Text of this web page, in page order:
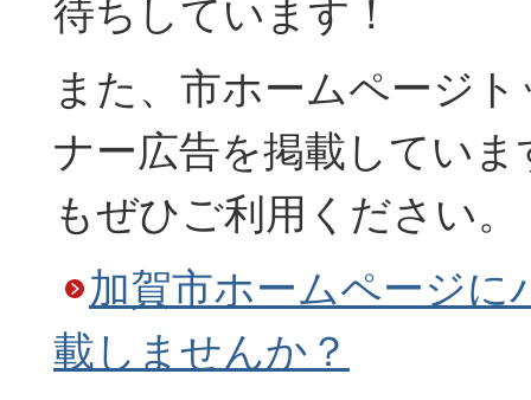
待ちしています！
また、市ホームページ
ナー広告を掲載してい
もぜひご利用ください。
加賀市ホームページに
載しませんか？